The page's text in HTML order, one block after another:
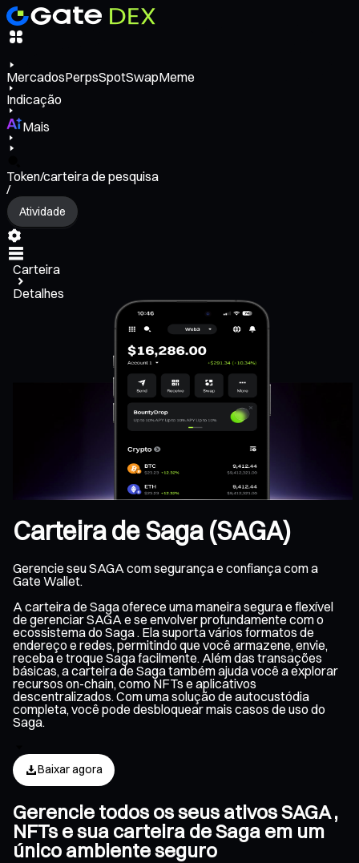
MercadosPerpsSpotSwapMeme
Indicação
Mais
Token/carteira de pesquisa
/
Atividade
Carteira
Detalhes
Carteira de Saga (SAGA)
Gerencie seu SAGA com segurança e confiança com a
Gate Wallet.
A carteira de Saga oferece uma maneira segura e flexível
de gerenciar SAGA e se envolver profundamente com o
ecossistema do Saga . Ela suporta vários formatos de
endereço e redes, permitindo que você armazene, envie,
receba e troque Saga facilmente. Além das transações
básicas, a carteira de Saga também ajuda você a explorar
recursos on-chain, como NFTs e aplicativos
descentralizados. Com uma solução de autocustódia
completa, você pode desbloquear mais casos de uso do
Saga.
Baixar agora
Gerencie todos os seus ativos SAGA ,
NFTs e sua carteira de Saga em um
único ambiente seguro